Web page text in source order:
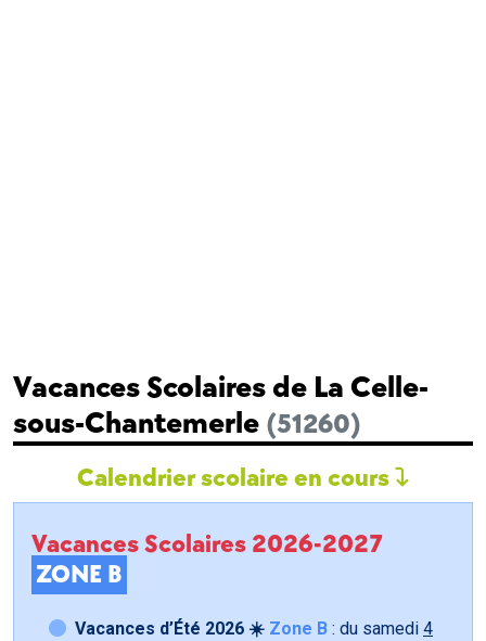
Vacances Scolaires de La Celle-
sous-Chantemerle (51260)
Calendrier scolaire en cours
Vacances Scolaires 2026-2027
ZONE B
Vacances d’Été 2026 ☀️ Zone B : du samedi 4